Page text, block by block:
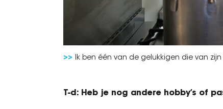
Ik ben één van de gelukkigen die van
T-d: Heb je nog andere hobby’s of